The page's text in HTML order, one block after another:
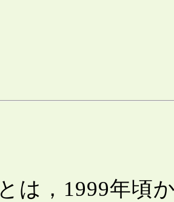
とは，1999年頃